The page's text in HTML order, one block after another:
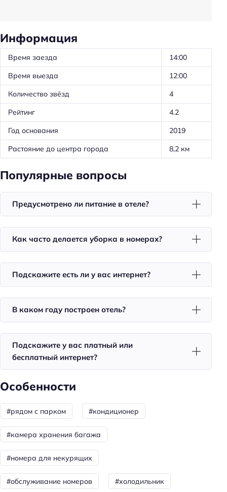
Удобства в номерах
Стиральная машина
Кондиционер в номере
Номера для некурящих
Вентилятор
Тапочки
Халат
Фен
Детская площадка
Общая информация
Время работы стойки регистрации: 09:00 - 00:00
Тип гостиницы: мини-отель
Номеров: 47
Дата постройки: 2019
Питание: без питания
Способ оплаты: онлайн
Способ оплаты: наличными
Способ оплаты: предоплата
Способ оплаты: оплата картой
Информация
Время заезда
14:00
Время выезда
12:00
Количество звёзд
4
Рейтинг
4.2
Год основания
2019
Растояние до центра города
8,2 км
Популярные вопросы
Предусмотрено ли питание в отеле?
Как часто делается уборка в номерах?
Подскажите есть ли у вас интернет?
В каком году построен отель?
Подскажите у вас платный или
бесплатный интернет?
Особенности
#рядом с парком #кондиционер
#камера хранения багажа
#номера для некурящих
#обслуживание номеров #холодильник